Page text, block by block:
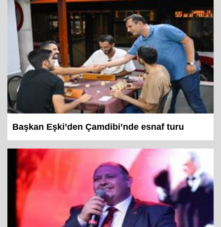
Başkan Eşki’den Çamdibi’nde esnaf turu